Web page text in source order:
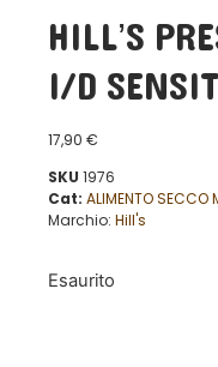
HILL’S
I/D
17,90 €
SKU 1976
Cat: ALIMENTO SECCO
Marchio: Hill's
Esaurito